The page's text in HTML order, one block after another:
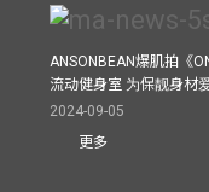
ANSONBEAN爆肌拍《
流动健身室 为保靓身材
2024-09-05
更多